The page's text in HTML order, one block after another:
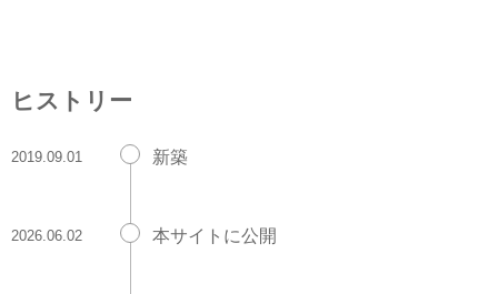
ヒストリー
2019.09.01 新築
2026.06.02 本サイトに公開